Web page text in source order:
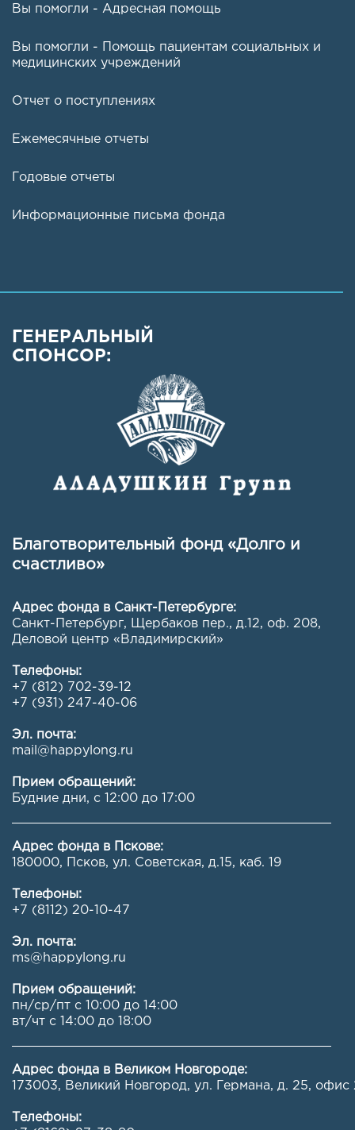
Вы помогли - Адресная помощь
Вы помогли - Помощь пациентам социальных и
медицинских учреждений
Отчет о поступлениях
Ежемесячные отчеты
Годовые отчеты
Информационные письма фонда
ГЕНЕРАЛЬНЫЙ
СПОНСОР:
Благотворительный фонд «Долго и
счастливо»
Адрес фонда в Санкт-Петербурге:
Санкт-Петербург, Щербаков пер., д.12, оф. 208,
Деловой центр «Владимирский»
Телефоны:
+7 (812) 702-39-12
+7 (931) 247-40-06
Эл. почта:
mail@happylong.ru
Прием обращений:
Будние дни, с 12:00 до 17:00
Адрес фонда в Пскове:
180000, Псков, ул. Советская, д.15, каб. 19
Телефоны:
+7 (8112) 20-10-47
Эл. почта:
ms@happylong.ru
Прием обращений:
пн/ср/пт с 10:00 до 14:00
вт/чт с 14:00 до 18:00
Адрес фонда в Великом Новгороде:
173003, Великий Новгород, ул. Германа, д. 25, офис
Телефоны: